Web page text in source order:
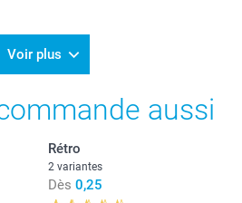
Voir plus
aussi
Rétro
2 variantes
Dès 0,25